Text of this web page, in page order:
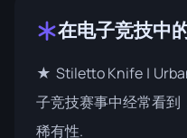
在电子竞技中
★ Stiletto Knife |
子竞技赛事中经常看到
稀有性.